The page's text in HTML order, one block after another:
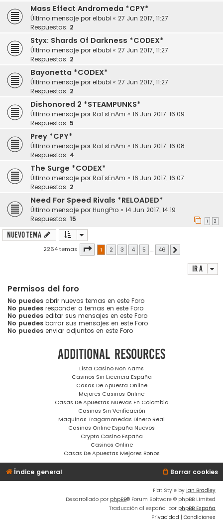
Mass Effect Andromeda *CPY*
Último mensaje por elbubi « 27 Jun 2017, 11:27
Respuestas: 2
Styx: Shards Of Darkness *CODEX*
Último mensaje por elbubi « 27 Jun 2017, 11:27
Respuestas: 2
Bayonetta *CODEX*
Último mensaje por elbubi « 27 Jun 2017, 11:27
Respuestas: 2
Dishonored 2 *STEAMPUNKS*
Último mensaje por RaTsEnAm « 16 Jun 2017, 16:09
Respuestas: 5
Prey *CPY*
Último mensaje por RaTsEnAm « 16 Jun 2017, 16:08
Respuestas: 4
The Surge *CODEX*
Último mensaje por RaTsEnAm « 16 Jun 2017, 16:07
Respuestas: 2
Need For Speed Rivals *RELOADED*
Último mensaje por HungPro « 14 Jun 2017, 14:19
Respuestas: 15 1 2
Nuevo Tema
2264 temas Página de 46
1 2 3 4 5 … 46
Ir a
Permisos del foro
No puedes abrir nuevos temas en este Foro
No puedes responder a temas en este Foro
No puedes editar sus mensajes en este Foro
No puedes borrar sus mensajes en este Foro
No puedes enviar adjuntos en este Foro
Additional resources
Lista Casino Non Aams
Casinos Sin Licencia España
Casas De Apuesta Online
Mejores Casinos Online
Casas De Apuestas Nuevas En Colombia
Casinos Sin Verificación
Maquinas Tragamonedas Dinero Real
Casinos Online España Nuevos
Crypto Casino España
Casinos Online
Casas De Apuestas Mejores Bonos
Índice general Borrar cookies
Flat Style by Ian Bradley
Desarrollado por phpBB® Forum Software © phpBB Limited
Traducción al español por phpBB España
Privacidad | Condiciones